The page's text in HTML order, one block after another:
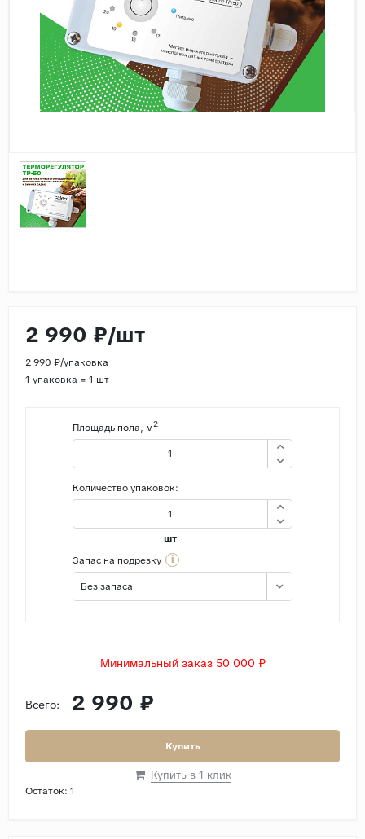
Дерево
Камень
Оникс
Бетон
Индия
Китай
Иран
Италия
2 990 ₽/шт
2 990 ₽/упаковка
1 упаковка = 1 шт
Площадь пола, м2
Количество упаковок:
шт
Запас на подрезку
i
Без запаса
Минимальный заказ 50 000 ₽
Всего: 2 990 ₽
Купить
Купить в 1 клик
Остаток: 1